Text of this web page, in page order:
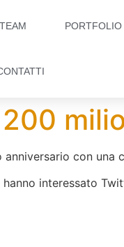
PORTFOLIO
anniversario con
interessato